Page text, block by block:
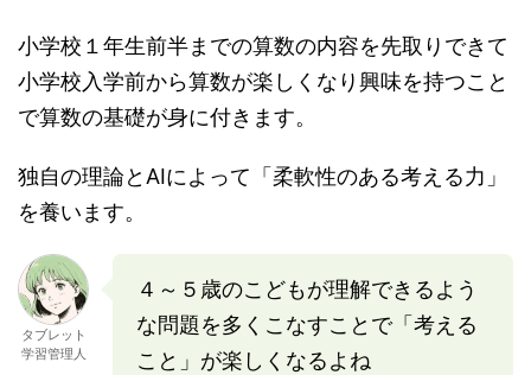
小学校１年生前半までの算数の内容を先取りできて
小学校入学前から算数が楽しくなり興味を持つこと
で算数の基礎が身に付きます。
独自の理論とAIによって「柔軟性のある考える力」
を養います。
タブレット
学習管理人
４～５歳のこどもが理解できるよう
な問題を多くこなすことで「考える
こと」が楽しくなるよね